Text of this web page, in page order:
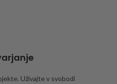
Uživajte v svobodi